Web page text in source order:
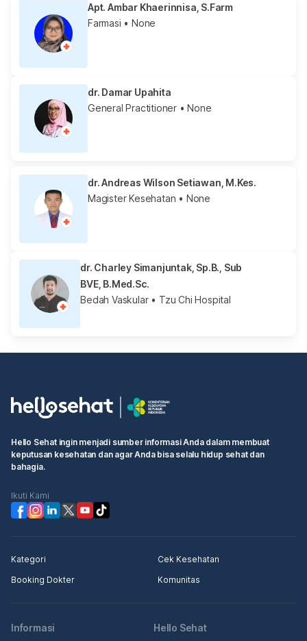
Apt. Ambar Khaerinnisa, S.Farm
Farmasi • None
dr. Damar Upahita
General Practitioner • None
dr. Andreas Wilson Setiawan, M.Kes.
Magister Kesehatan • None
dr. Charley Simanjuntak, Sp.B., Sub
BVE, B.Med.Sc.
Bedah Vaskular• Tzu Chi Hospital
Hello Sehat ingin menjadi sumber informasi Anda dalam membuat
keputusan kesehatan dan agar Anda bisa selalu hidup sehat dan
bahagia.
Ikuti Kami
Kategori
Cek Kesehatan
Booking Dokter
Komunitas
Informasi Hello Sehat